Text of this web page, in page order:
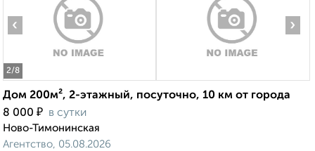
2/8
‹ ›
Дом 200м², 2-этажный, посуточно, 10 км от города
8 000 ₽ в сутки
Ново-Тимонинская
Агентство, 05.08.2026